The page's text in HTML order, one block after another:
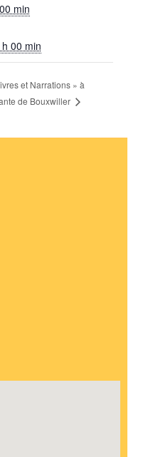
min
00 min
et Narrations » à
de Bouxwiller